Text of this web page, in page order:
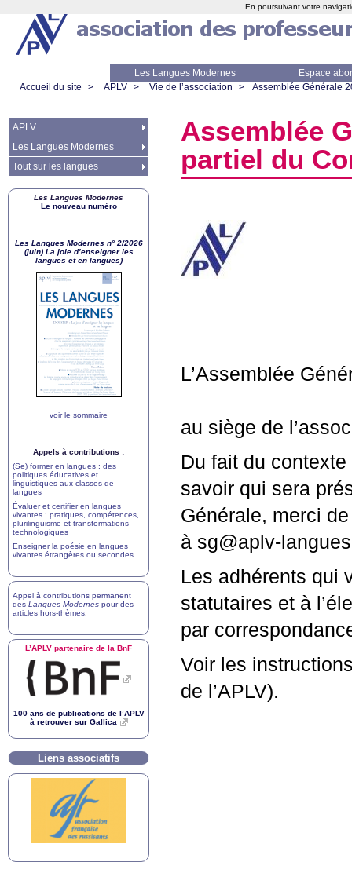
Les Langues Modernes
Espace
Accueil du site
> APLV > Vie de l’association > Assemblée Générale
Assemblée
partiel du
L’Assemblée
au siège de
Du fait du
savoir qui sera
Générale, merci
à sg@aplv-
Les adhérents qui
statutaires et à
par
Voir les
de l’APLV).
APLV
Les Langues Modernes
Tout sur les langues
Les Langues Modernes
Le nouveau numéro
Les Langues Modernes n° 2/2026
(juin) La joie d’enseigner les
langues et en langues)
voir le sommaire
Appels à contributions :
(Se) former en langues : des
politiques éducatives et
linguistiques aux classes de
langues
Évaluer et certifier en langues
vivantes : pratiques, compétences,
plurilinguisme et transformations
technologiques
Enseigner la poésie en langues
vivantes étrangères ou secondes
Appel à contributions permanent
des Langues Modernes pour des
articles hors-thèmes
L’APLV partenaire de la BnF
100 ans de publications de l’APLV
à retrouver sur Gallica
Liens associatifs
En poursuivant votre